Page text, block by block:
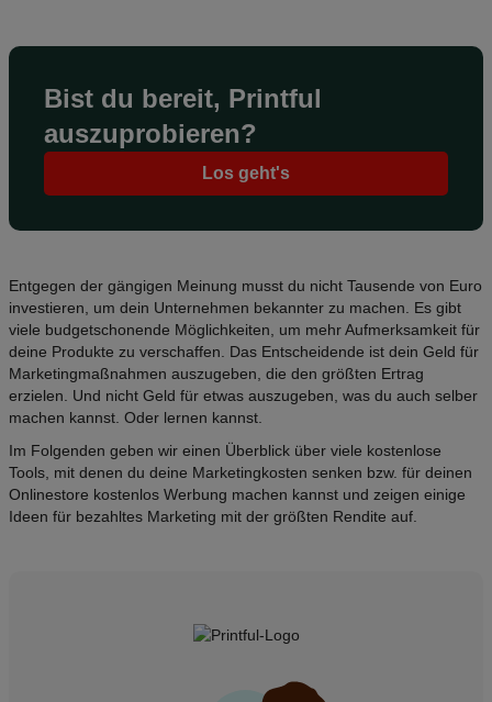
Bist du bereit, Printful
auszuprobieren?
Los geht's
Entgegen der gängigen Meinung musst du nicht Tausende von Euro
investieren, um dein Unternehmen bekannter zu machen. Es gibt
viele budgetschonende Möglichkeiten, um mehr Aufmerksamkeit für
deine Produkte zu verschaffen. Das Entscheidende ist dein Geld für
Marketingmaßnahmen auszugeben, die den größten Ertrag
erzielen. Und nicht Geld für etwas auszugeben, was du auch selber
machen kannst. Oder lernen kannst.
Im Folgenden geben wir einen Überblick über viele kostenlose
Tools, mit denen du deine Marketingkosten senken bzw. für deinen
Onlinestore kostenlos Werbung machen kannst und zeigen einige
Ideen für bezahltes Marketing mit der größten Rendite auf.